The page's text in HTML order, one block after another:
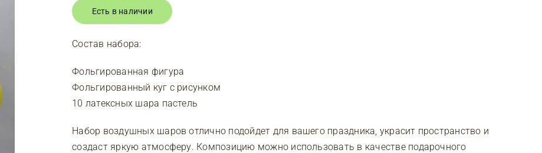
Есть в наличии
Состав набора:
Фольгированная фигура
Фольгированный куг с рисунком
10 латексных шара пастель
Набор воздушных шаров отлично подойдет для вашего праздника, украсит пространство и
создаст яркую атмосферу. Композицию можно использовать в качестве подарочного